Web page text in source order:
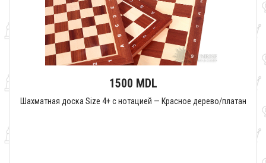
1500 MDL
Шахматная доска Size 4+ с нотацией — Красное дерево/платан